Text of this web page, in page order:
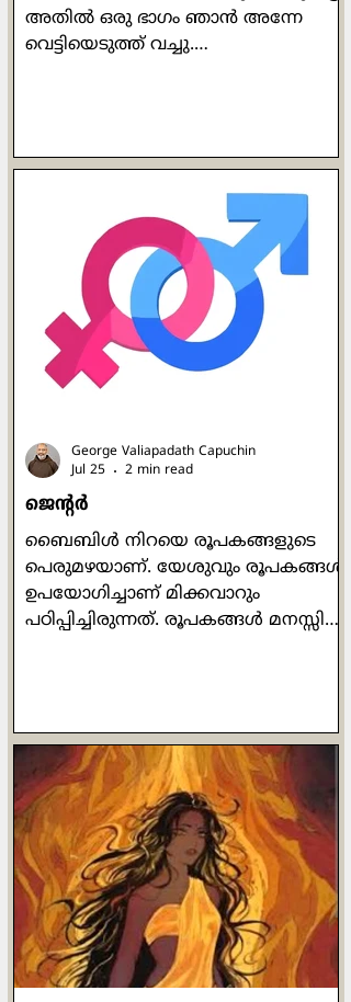
അതിൽ ഒരു ഭാഗം ഞാൻ അന്നേ
വെട്ടിയെടുത്ത് വച്ചു.
കണ്ടത് എന്താണെന്നോ?!
മനോഹരമായ വൈവിധ്യം. വിവിധ
നിറങ്ങളിലുള്ളവരും, ഉച്ചാരണശുദ്ധി
ഇല്ലാത്തവരും ഉള്ളവരും, എതിർവർഗ്ഗ
ലൈംഗികതയിലുള്ളവരും നേർവർഗ്ഗ
ലൈംഗികതയിലുള്ളവരും,
പുരുഷന്മാരും സ്ത്രീകളും, ഉയരം
കുറഞ്ഞവരും ഉയരമുള്ളവരും,
തടിച്ചവരും മെലിഞ്ഞവരും,
ജെൻ്റർ
ബൈബിൾ നിറയെ രൂപകങ്ങളുടെ
പെരുമഴയാണ്. യേശുവും രൂപകങ്ങൾ
ഉപയോഗിച്ചാണ് മിക്കവാറും
പഠിപ്പിച്ചിരുന്നത്. രൂപകങ്ങൾ മനസ്സിൽ
പുരുഷനും സ്ത്രീയുമായി സൃഷ്ടിച്ചു
എന്നാണ് ഉല്പത്തി പുസ്തകത്തിൻ്റെ
വെളിപാട്. പുരുഷനെയും
സ്ത്രീയെയും തൻ്റെ
ഛായാസാദൃശ്യങ്ങളിൽ ദൈവം
സൃഷ്‌ടിച്ചിട്ടുണ്ടെങ്കിൽ പുരുഷനും
സ്ത്രീയും ഒരേപോലെയും
സമനന്വിതമായും ദൈവ
പ്രതിഛായകൾതന്നെ. സത്യത്തിൽ
പുരുഷത്വവും സ്ത്രീ
George Valiapadath Capuchin
Jul 25
2 min read